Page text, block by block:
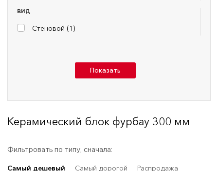
ВИД
Стеновой (1 )
Показать
Керамический блок фурбау 300 мм
Фильтровать по типу, сначала:
Самый дешевый Самый дорогой
Распродажа